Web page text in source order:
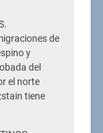
de
y
del
el norte
tiene